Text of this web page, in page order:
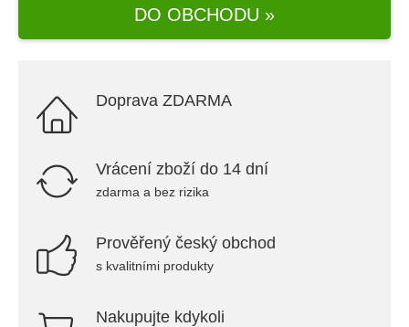
DO OBCHODU »
Doprava ZDARMA
Vrácení zboží do 14 dní
zdarma a bez rizika
Prověřený český obchod
s kvalitními produkty
Nakupujte kdykoli